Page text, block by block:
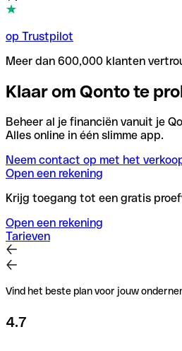
op Trustpilot
Meer dan 600,000 klanten
Klaar om Qonto te
Beheer al je financiën vanuit je
Alles online in één slimme app.
Neem contact op met het
Open een rekening
Krijg toegang tot een gratis
Open een rekening
Tarieven
Vind het beste plan voor jouw
4.7